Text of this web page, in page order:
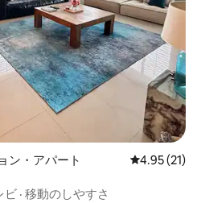
ン・アパート レビュー21
4.95 (21)
ビ · 移動のしやすさ